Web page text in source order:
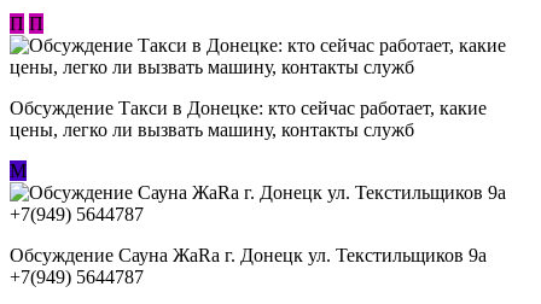
П П
Обсуждение ​Такси в Донецке: кто сейчас работает, какие
цены, легко ли вызвать машину, контакты служб
М
Обсуждение Сауна ЖаRa г. Донецк ул. Текстильщиков 9а
+7(949) 5644787